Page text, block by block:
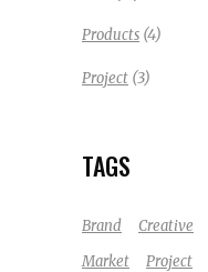
Products (4)
Project (3)
TAGS
Brand Creative
Market
Project